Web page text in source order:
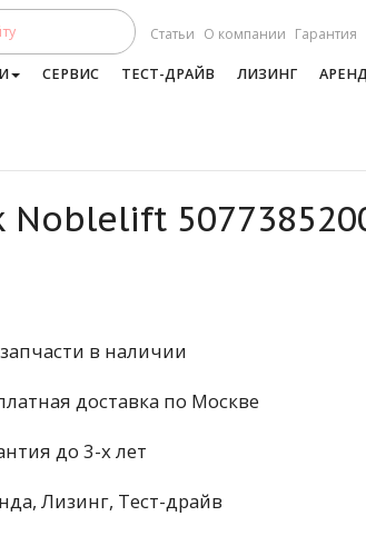
Статьи О компании Гарантия
СЕРВИС ТЕСТ-ДРАЙВ ЛИЗИНГ
Noblelift
в наличии
доставка по Москве
до 3-х лет
Лизинг, Тест-драйв